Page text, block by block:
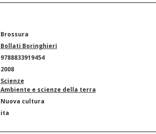
Brossura
Bollati Boringhieri
9788833919454
2008
Scienze
Ambiente e scienze della terra
Nuova cultura
ita